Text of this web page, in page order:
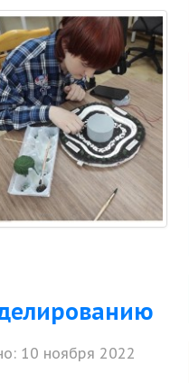
10 ноября 2022